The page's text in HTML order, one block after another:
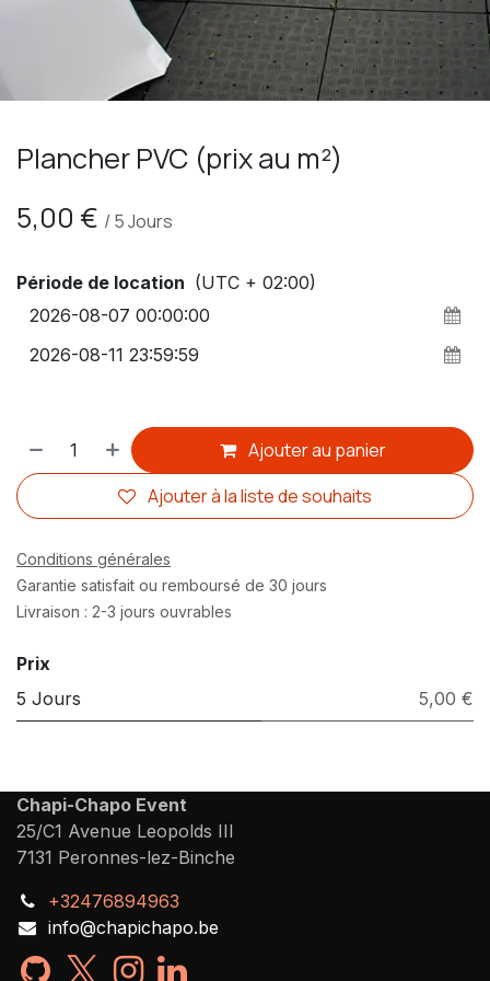
Plancher PVC (prix au m²)
5,00 € / 5Jours
Période de location (UTC + 02:00)
Ajouter au panier
Ajouter à la liste de souhaits
Conditions générales
Garantie satisfait ou remboursé de 30 jours
Livraison : 2-3 jours ouvrables
Prix
5 Jours
5,00 €
Chapi-Chapo Event
25/C1 Avenue Leopolds III
7131 Peronnes-lez-Binche
+32476894963
info@chapichapo.be